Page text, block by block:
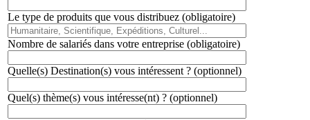
Le type de produits que vous distribuez (obligatoire)
Nombre de salariés dans votre entreprise (obligatoire)
Quelle(s) Destination(s) vous intéressent ? (optionnel)
Quel(s) thème(s) vous intéresse(nt) ? (optionnel)